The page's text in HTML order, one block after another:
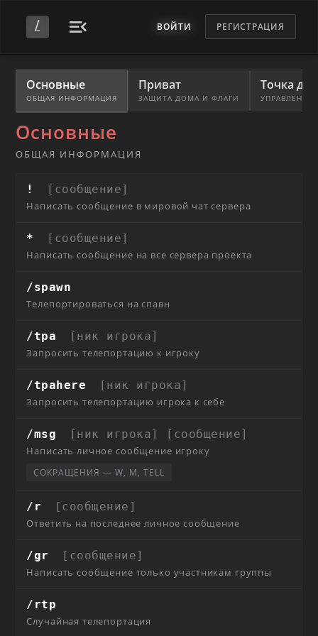
ВОЙТИ РЕГИСТРАЦИЯ
Основные
ОБЩАЯ ИНФОРМАЦИЯ
Приват
ЗАЩИТА ДОМА И ФЛАГИ
Точка
Основные
ОБЩАЯ ИНФОРМАЦИЯ
! [сообщение]
Написать сообщение в мировой чат сервера
* [сообщение]
Написать сообщение на все сервера проекта
/spawn
Телепортироваться на спавн
/tpa [ник игрока]
Запросить телепортацию к игроку
/tpahere [ник игрока]
Запросить телепортацию игрока к себе
/msg [ник игрока] [сообщение]
Написать личное сообщение игроку
СОКРАЩЕНИЯ — W, M, TELL
/r [сообщение]
Ответить на последнее личное сообщение
/gr [сообщение]
Написать сообщение только участникам группы
/rtp
Случайная телепортация